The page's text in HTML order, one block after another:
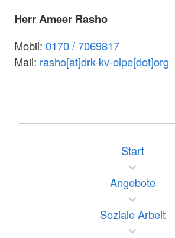
Herr Ameer Rasho
Mobil: 0170 / 7069817
Mail: rasho[at]drk-kv-olpe[dot]org
Start
Angebote
Soziale Arbeit